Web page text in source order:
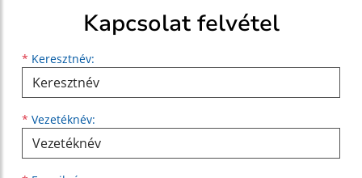
Kapcsolat felvétel
* Keresztnév:
Keresztnév
* Vezetéknév:
Vezetéknév
E-mail cím